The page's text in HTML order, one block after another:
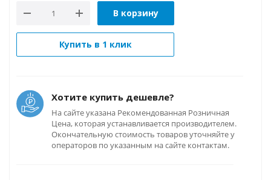
В корзину
Купить в 1 клик
Хотите купить дешевле?
На сайте указана Рекомендованная Розничная
Цена, которая устанавливается производителем.
Окончательную стоимость товаров уточняйте у
операторов по указанным на сайте контактам.